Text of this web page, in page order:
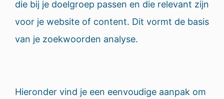
die bij je doelgroep passen en die relevant zijn
voor je website of content. Dit vormt de basis
van je zoekwoorden analyse.
Hieronder vind je een eenvoudige aanpak om